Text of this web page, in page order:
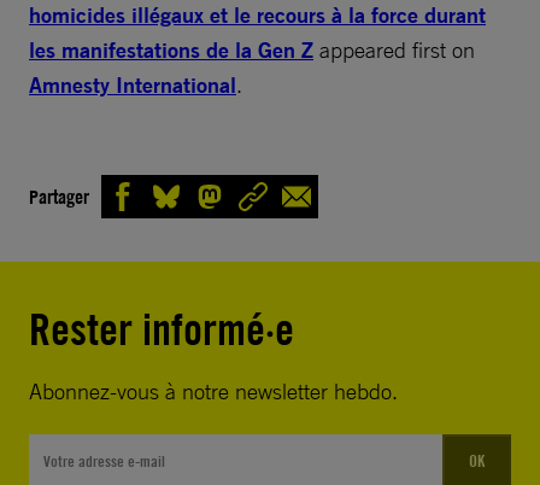
homicides illégaux et le recours à la force durant
les manifestations de la Gen Z appeared first on
Amnesty International.
Partager
Rester informé·e
Abonnez-vous à notre newsletter hebdo.
OK